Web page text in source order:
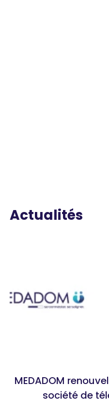
Actualités
MEDADOM
société de